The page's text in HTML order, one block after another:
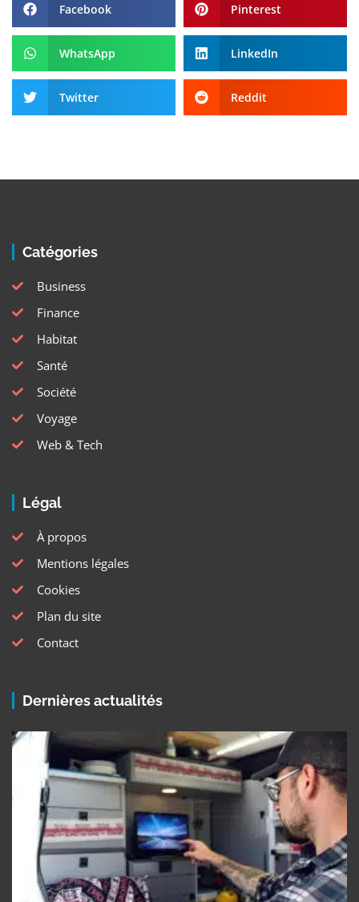
Facebook Pinterest
WhatsApp LinkedIn
Twitter Reddit
Catégories
Business
Finance
Habitat
Santé
Société
Voyage
Web & Tech
Légal
À propos
Mentions légales
Cookies
Plan du site
Contact
Dernières actualités